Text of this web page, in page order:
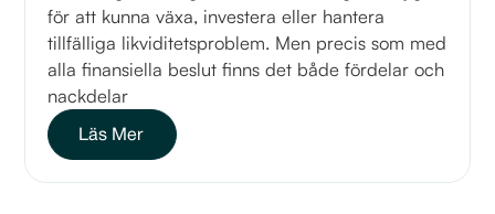
för att kunna växa, investera eller hantera
tillfälliga likviditetsproblem. Men precis som med
alla finansiella beslut finns det både fördelar och
nackdelar
Läs Mer